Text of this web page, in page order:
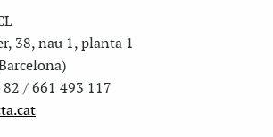
38, nau 1, planta 1
/ 661 493 117